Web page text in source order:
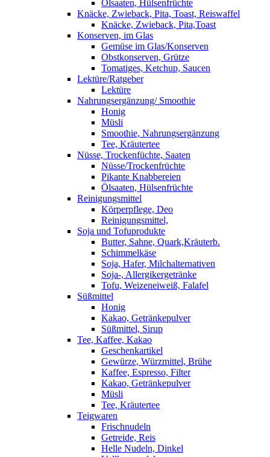
Ölsaaten, Hülsenfrüchte
Knäcke, Zwieback, Pita, Toast, Reiswaffel
Knäcke, Zwieback, Pita,Toast
Konserven, im Glas
Gemüse im Glas/Konserven
Obstkonserven, Grütze
Tomatiges, Ketchup, Saucen
Lektüre/Ratgeber
Lektüre
Nahrungsergänzung/ Smoothie
Honig
Müsli
Smoothie, Nahrungsergänzung
Tee, Kräutertee
Nüsse, Trockenfüchte, Saaten
Nüsse/Trockenfrüchte
Pikante Knabbereien
Ölsaaten, Hülsenfrüchte
Reinigungsmittel
Körperpflege, Deo
Reinigungsmittel,
Soja und Tofuprodukte
Butter, Sahne, Quark,Kräuterb.
Schimmelkäse
Soja, Hafer, Milchalternativen
Soja-, Allergikergetränke
Tofu, Weizeneiweiß, Falafel
Süßmittel
Honig
Kakao, Getränkepulver
Süßmittel, Sirup
Tee, Kaffee, Kakao
Geschenkartikel
Gewürze, Würzmittel, Brühe
Kaffee, Espresso, Filter
Kakao, Getränkepulver
Müsli
Tee, Kräutertee
Teigwaren
Frischnudeln
Getreide, Reis
Helle Nudeln, Dinkel